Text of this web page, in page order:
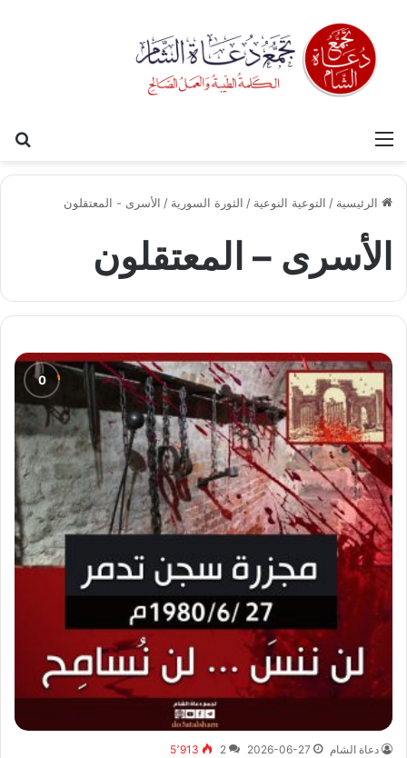
القائمة
الرئيسية / التوعية النوعية / الثورة السورية / الأسرى - المعتقلون
الأسرى – المعتقلون
دعاة الشام 2026-06-27
2 5٬913